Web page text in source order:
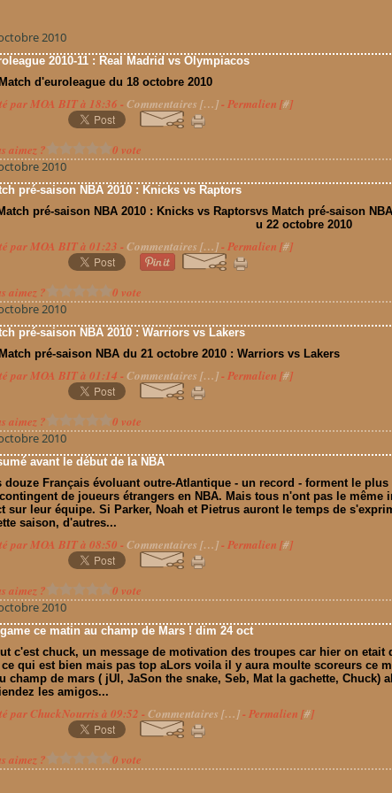
2010
2010-11 : Real Madrid vs Olympiacos
d'euroleague du 18 octobre 2010
par MOA BIT à 18:36 - Commentaires […]- Permalien [#]
aimez ?
0 vote
2010
pré-saison NBA 2010 : Knicks vs Raptors
vs Match pré-saison
u 22 octobre 2010
par MOA BIT à 01:23 - Commentaires […]- Permalien [#]
aimez ?
0 vote
2010
pré-saison NBA 2010 : Warriors vs Lakers
pré-saison NBA du 21 octobre 2010 : Warriors vs Lakers
par MOA BIT à 01:14 - Commentaires […]- Permalien [#]
aimez ?
0 vote
2010
avant le début de la NBA
douze Français évoluant outre-Atlantique - un record - forment le plus
de joueurs étrangers en NBA. Mais tous n'ont pas le même
sur leur équipe. Si Parker, Noah et Pietrus auront le temps de
saison, d'autres...
par MOA BIT à 08:50 - Commentaires […]- Permalien [#]
aimez ?
0 vote
2010
ce matin au champ de Mars ! dim 24 oct
c'est chuck, un message de motivation des troupes car hier on etait
ce qui est bien mais pas top aLors voila il y aura moulte scoreurs ce
champ de mars ( jUl, JaSon the snake, Seb, Mat la gachette, Chuck)
les amigos...
par ChuckNourris à 09:52 - Commentaires […]- Permalien [#]
aimez ? 0 vote